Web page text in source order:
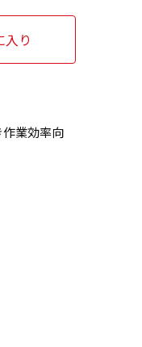
入り
業効率向